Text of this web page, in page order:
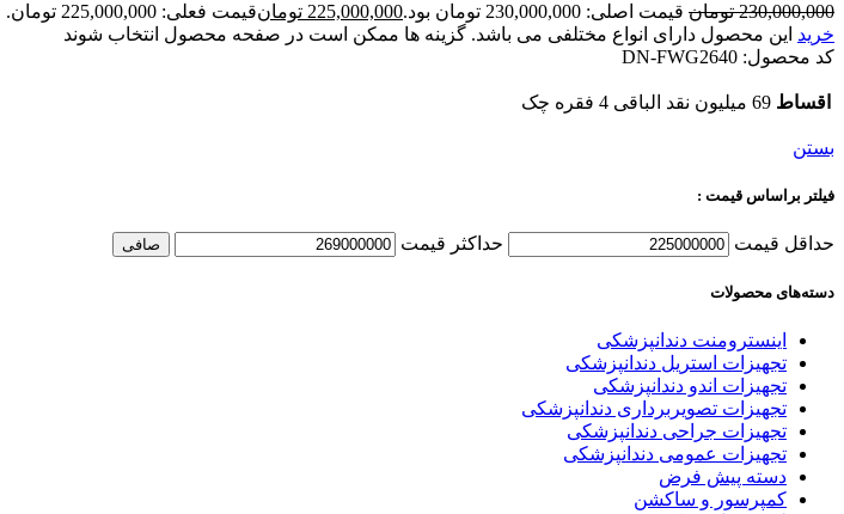
230,000,000 تومان قیمت اصلی: 230,000,000 تومان بود. 225,000,000 تومانقیمت فعلی: 225,000,000 تومان.
خرید این محصول دارای انواع مختلفی می باشد. گزینه ها ممکن است در صفحه محصول انتخاب شوند
کد محصول: DN-FWG2640
اقساط 69 میلیون نقد الباقی 4 فقره چک
بستن
فیلتر براساس قیمت :
حداقل قیمت حداكثر قيمت صافی
دسته‌های محصولات
اینسترومنت دندانپزشکی
تجهیزات استریل دندانپزشکی
تجهیزات اندو دندانپزشکی
تجهیزات تصویربرداری دندانپزشکی
تجهیزات جراحی دندانپزشکی
تجهیزات عمومی دندانپزشکی
دسته پیش فرض
کمپرسور و ساکشن